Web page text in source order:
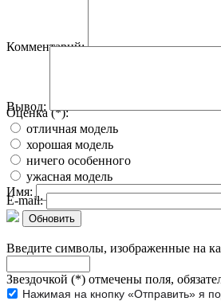
Комментарий:
Вывод:
Оценка (*):
отличная модель
хорошая модель
ничего особенного
ужасная модель
Имя:
E-mail:
Обновить
Введите символы, изображенные на
Звездочкой (*) отмечены поля,
Нажимая на кнопку «Отправить» я